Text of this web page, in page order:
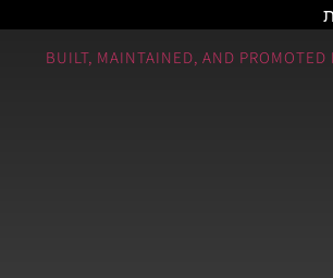
BUILT, MAINTAINED, AND PROMOTED